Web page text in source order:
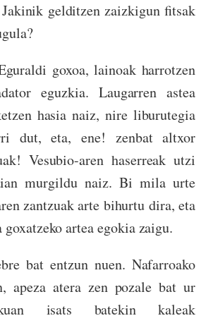
gelditzen zaizkigun fitsak
goxoa, lainoak harrotzen
eguzkia. Laugarren astea
hasia naiz, nire liburutegia
dut, eta, ene! zenbat altxor
Vesubio-aren haserreak utzi
murgildu naiz. Bi mila urte
zantzuak arte bihurtu dira, eta
artea egokia zaigu.
bat entzun nuen. Nafarroako
apeza atera zen pozale bat ur
isats batekin kaleak